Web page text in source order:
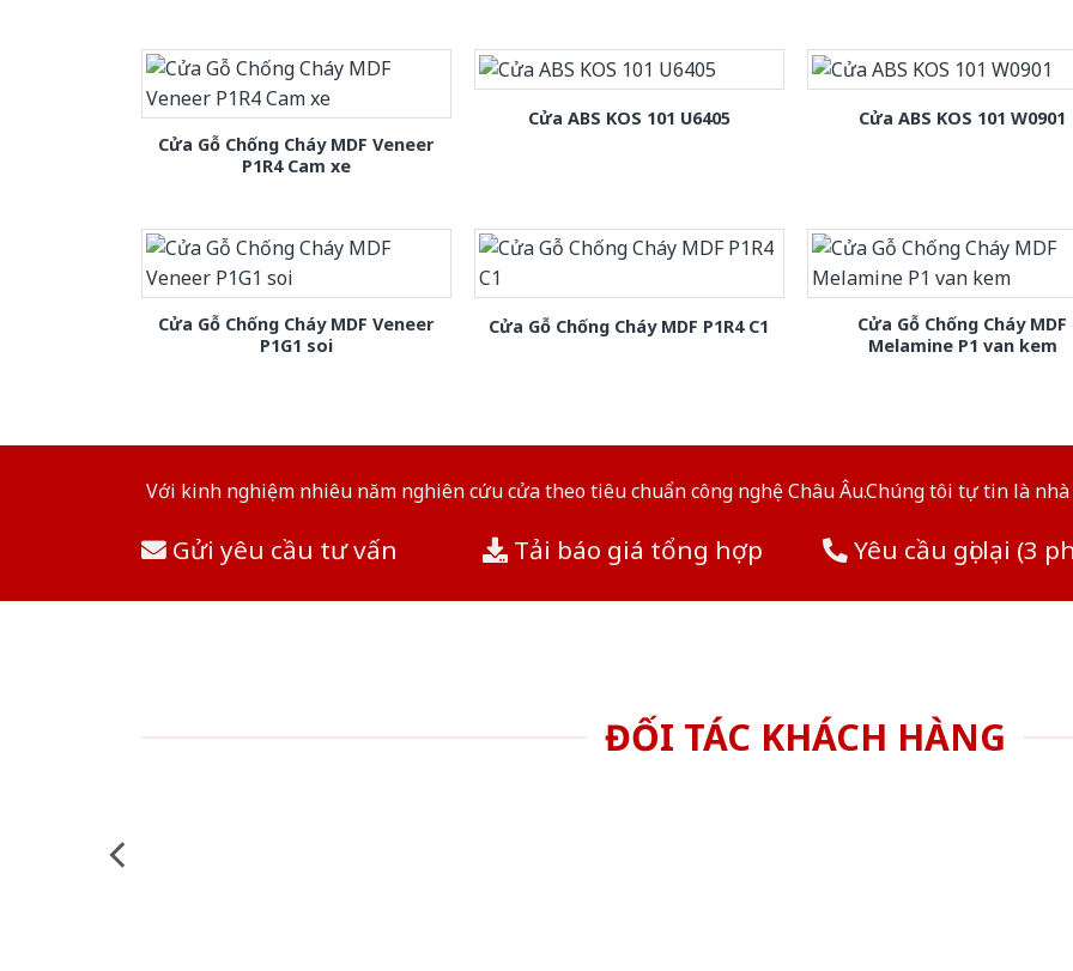
Cửa Gỗ Chống Cháy MDF Veneer
P1R4 Cam xe
Cửa ABS KOS 101 U6405 Cửa ABS KOS 101 W0901
Cửa Gỗ Chống Cháy MDF Veneer
P1G1 soi
Cửa Gỗ Chống Cháy MDF P1R4 C1
Cửa Gỗ Chống Cháy MDF
Melamine P1 van kem
Với kinh nghiệm nhiêu năm nghiên cứu cửa theo tiêu chuẩn công nghệ Châu Âu.Chúng tôi tự tin là
Gửi yêu cầu tư vấn Tải báo giá tổng hợp Yêu cầu gọi lại (3
ĐỐI TÁC KHÁCH HÀNG